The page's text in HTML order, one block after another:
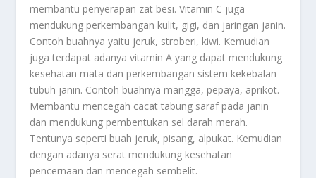
membantu penyerapan zat besi. Vitamin C juga
mendukung perkembangan kulit, gigi, dan jaringan janin.
Contoh buahnya yaitu jeruk, stroberi, kiwi. Kemudian
juga terdapat adanya vitamin A yang dapat mendukung
kesehatan mata dan perkembangan sistem kekebalan
tubuh janin. Contoh buahnya mangga, pepaya, aprikot.
Membantu mencegah cacat tabung saraf pada janin
dan mendukung pembentukan sel darah merah.
Tentunya seperti buah jeruk, pisang, alpukat. Kemudian
dengan adanya serat mendukung kesehatan
pencernaan dan mencegah sembelit.